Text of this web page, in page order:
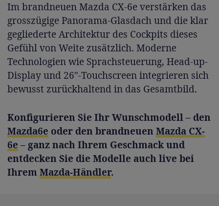
Im brandneuen Mazda CX-6e verstärken das
grosszügige Panorama-Glasdach und die klar
gegliederte Architektur des Cockpits dieses
Gefühl von Weite zusätzlich. Moderne
Technologien wie Sprachsteuerung, Head-up-
Display und 26"-Touchscreen integrieren sich
bewusst zurückhaltend in das Gesamtbild.
Konfigurieren Sie Ihr Wunschmodell – den
Mazda6e oder den brandneuen Mazda CX-
6e – ganz nach Ihrem Geschmack und
entdecken Sie die Modelle auch live bei
IhremMazda-Händler.